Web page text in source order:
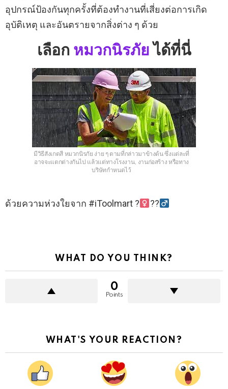
อุปกรณ์ป้องกันทุกครั้งที่ต้องทำงานที่เสี่ยงต่อการเกิด
อุบัติเหตุ และอันตรายจากสิ่งต่าง ๆ ด้วย
เลือก หมวกนิรภัย ได้ที่นี่
มีวิธีสังเกตสี หมวกนิรภัย ง่าย ๆ ตามที่กล่าวมาข้างต้น ซึ่งแต่ละที่
อาจจะแตกต่างกันไป แล้วแต่ทางโรงงาน, งานก่อสร้าง หรือทาง
บริษัทกำหนดไว้
ด้วยความห่วงใยจาก #iToolmart ?‍ ??‍
WHAT DO YOU THINK?
0
Points
WHAT'S YOUR REACTION?